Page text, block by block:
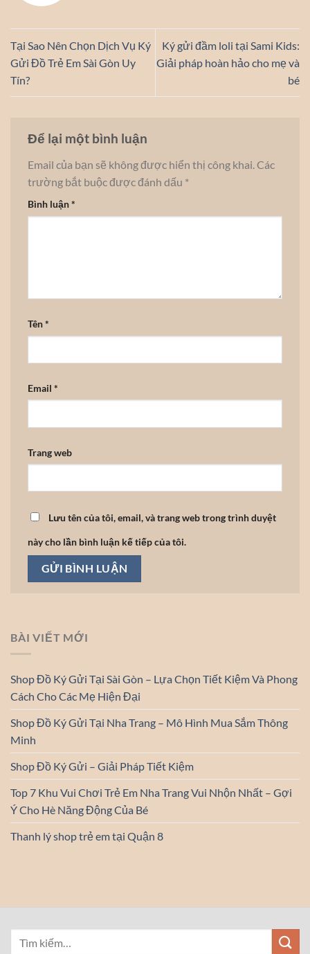
BÀI VIẾT MỚI
Shop Đồ Ký Gửi Tại Sài Gòn – Lựa Chọn Tiết Kiệm Và Phong
Cách Cho Các Mẹ Hiện Đại
Shop Đồ Ký Gửi Tại Nha Trang – Mô Hình Mua Sắm Thông
Minh
Shop Đồ Ký Gửi – Giải Pháp Tiết Kiệm
Top 7 Khu Vui Chơi Trẻ Em Nha Trang Vui Nhộn Nhất – Gợi
Ý Cho Hè Năng Động Của Bé
Thanh lý shop trẻ em tại Quận 8
Tại Sao Nên Chọn Dịch Vụ Ký
Gửi Đồ Trẻ Em Sài Gòn Uy
Tín?
Ký gửi đầm loli tại Sami Kids:
Giải pháp hoàn hảo cho mẹ và
bé
Để lại một bình luận
Email của bạn sẽ không được hiển thị công khai.Các
trường bắt buộc được đánh dấu *
Bình luận*
Tên*
Email *
Trang web
Lưu tên của tôi, email, và trang web trong trình duyệt
này cho lần bình luận kế tiếp của tôi.